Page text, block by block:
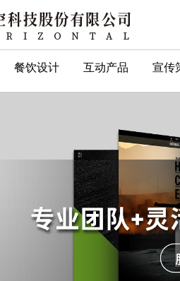
餐饮设计 互动产品 宣传